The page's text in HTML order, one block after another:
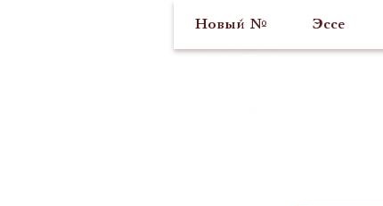
Новый № Эссе